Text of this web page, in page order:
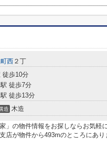
西 ２丁
徒歩10分
駅 徒歩7分
駅 徒歩13分
造 木造
」の物件情報をお探しならお気軽
店が物件から493mのところにあり